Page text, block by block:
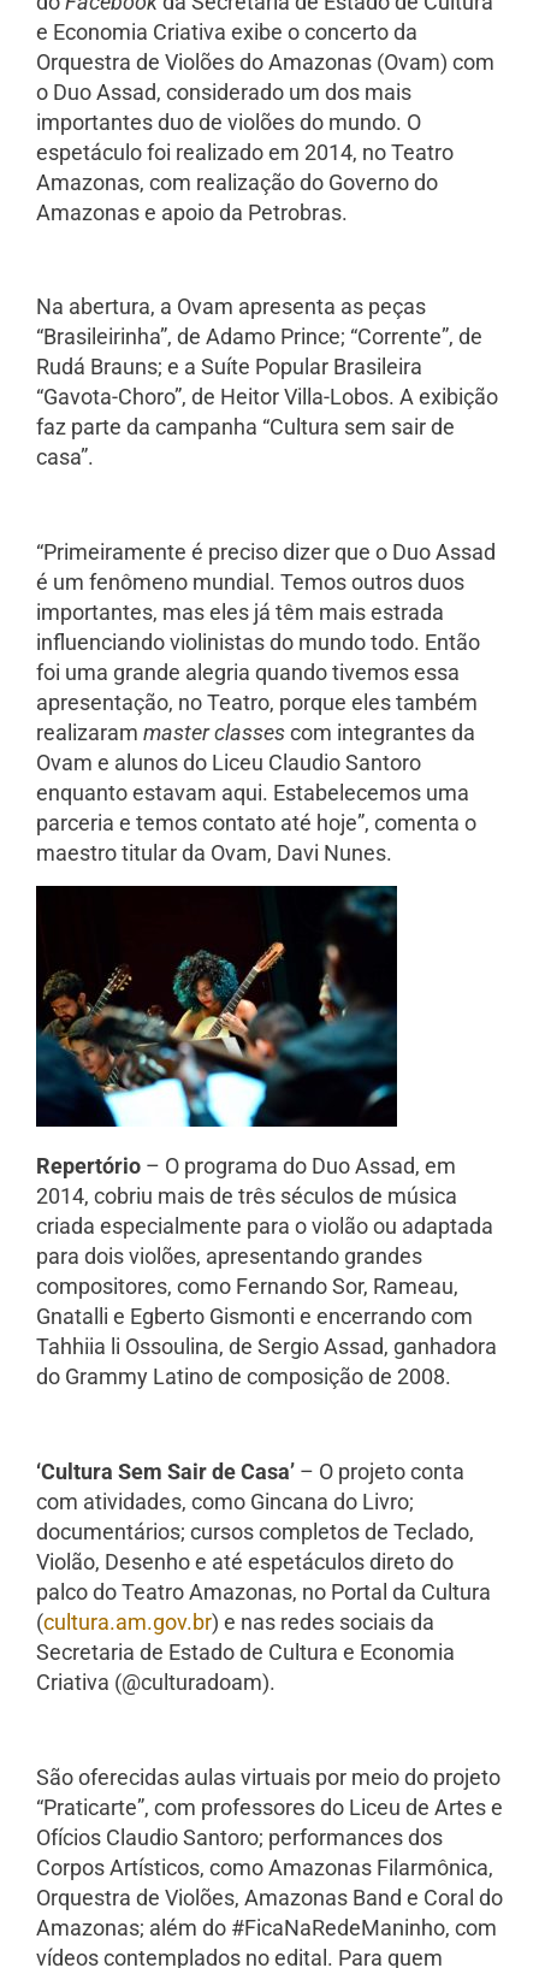
e Economia Criativa exibe o concerto da
Orquestra de Violões do Amazonas (Ovam) com
o Duo Assad, considerado um dos mais
importantes duo de violões do mundo. O
espetáculo foi realizado em 2014, no Teatro
Amazonas, com realização do Governo do
Amazonas e apoio da Petrobras.
Na abertura, a Ovam apresenta as peças
“Brasileirinha”, de Adamo Prince; “Corrente”, de
Rudá Brauns; e a Suíte Popular Brasileira
“Gavota-Choro”, de Heitor Villa-Lobos. A exibição
faz parte da campanha “Cultura sem sair de
casa”.
“Primeiramente é preciso dizer que o Duo Assad
é um fenômeno mundial. Temos outros duos
importantes, mas eles já têm mais estrada
influenciando violinistas do mundo todo. Então
foi uma grande alegria quando tivemos essa
apresentação, no Teatro, porque eles também
realizaram masterclassescom integrantes da
Ovam e alunos do Liceu Claudio Santoro
enquanto estavam aqui. Estabelecemos uma
parceria e temos contato até hoje”, comenta o
maestro titular da Ovam, Davi Nunes.
Repertório – O programa do Duo Assad, em
2014, cobriu mais de três séculos de música
criada especialmente para o violão ou adaptada
para dois violões, apresentando grandes
compositores, como Fernando Sor, Rameau,
Gnatalli e Egberto Gismonti e encerrando com
Tahhiia li Ossoulina, de Sergio Assad, ganhadora
do Grammy Latino de composição de 2008.
‘Cultura Sem Sair de Casa’ – O projeto conta
com atividades, como Gincana do Livro;
documentários; cursos completos de Teclado,
Violão, Desenho e até espetáculos direto do
palco do Teatro Amazonas, no Portal da Cultura
(cultura.am.gov.br) e nas redes sociais da
Secretaria de Estado de Cultura e Economia
Criativa (@culturadoam).
São oferecidas aulas virtuais por meio do projeto
“Praticarte”, com professores do Liceu de Artes e
Ofícios Claudio Santoro; performances dos
Corpos Artísticos, como Amazonas Filarmônica,
Orquestra de Violões, Amazonas Band e Coral do
Amazonas; além do #FicaNaRedeManinho, com
vídeos contemplados no edital. Para quem